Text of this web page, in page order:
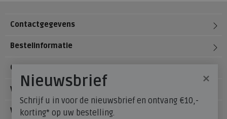
Contactgegevens
Bestelinformatie
Over Meijerink Schoenen
Voetzorg
Veelgestelde vragen
×
Nieuwsbrief
Schrijf u in voor de nieuwsbrief en ontvang €10,-
korting* op uw bestelling.